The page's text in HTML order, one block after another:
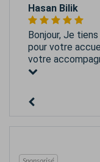
Hasan Bilik
Bonjour, Je
pour votre
votre